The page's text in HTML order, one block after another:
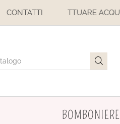
CONTATTISONO SOSPESE
BOMBONIERE